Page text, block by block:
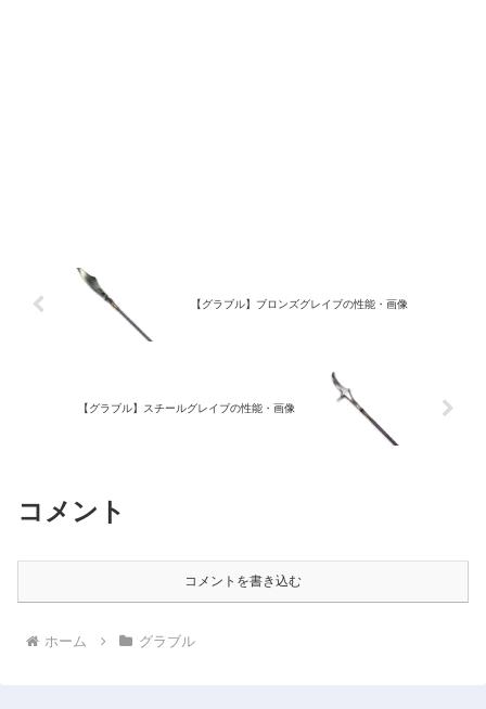
【グラブル】ブロンズグレイブの性能・画像
【グラブル】スチールグレイブの性能・画像
コメント
コメントを書き込む
ホーム グラブル